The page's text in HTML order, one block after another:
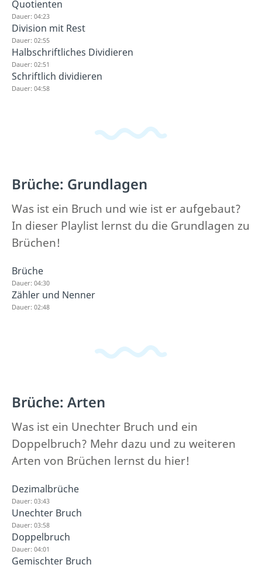
Quotienten
Dauer: 04:23
Division mit Rest
Dauer: 02:55
Halbschriftliches Dividieren
Dauer: 02:51
Schriftlich dividieren
Dauer: 04:58
Brüche: Grundlagen
Was ist ein Bruch und wie ist er aufgebaut?
In dieser Playlist lernst du die Grundlagen zu
Brüchen!
Brüche
Dauer: 04:30
Zähler und Nenner
Dauer: 02:48
Brüche: Arten
Was ist ein Unechter Bruch und ein
Doppelbruch? Mehr dazu und zu weiteren
Arten von Brüchen lernst du hier!
Dezimalbrüche
Dauer: 03:43
Unechter Bruch
Dauer: 03:58
Doppelbruch
Dauer: 04:01
Gemischter Bruch